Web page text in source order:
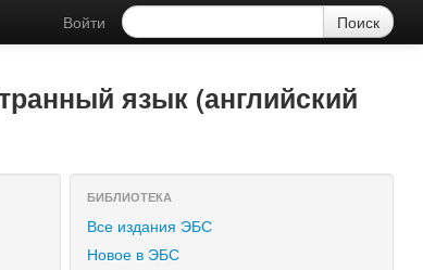
Войти
язык (английский
БИБЛИОТЕКА
Все издания ЭБС
Новое в ЭБС